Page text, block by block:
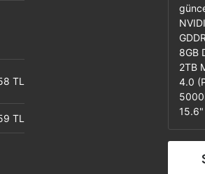
TL
TL
8GB
2TB
4.0